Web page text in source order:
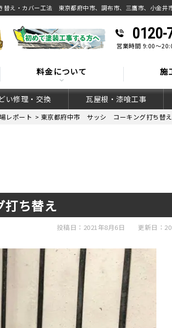
え・カバー工法 東京都府中市、調布市、三鷹市、小金井
0120-
営業時間 9:00～
料金について 施
い修理・交換 瓦屋根・漆喰工事
レポート > 東京都府中市 サッシ コーキング打ち替え
ち替え
投稿日：2021年8月6日 更新日：